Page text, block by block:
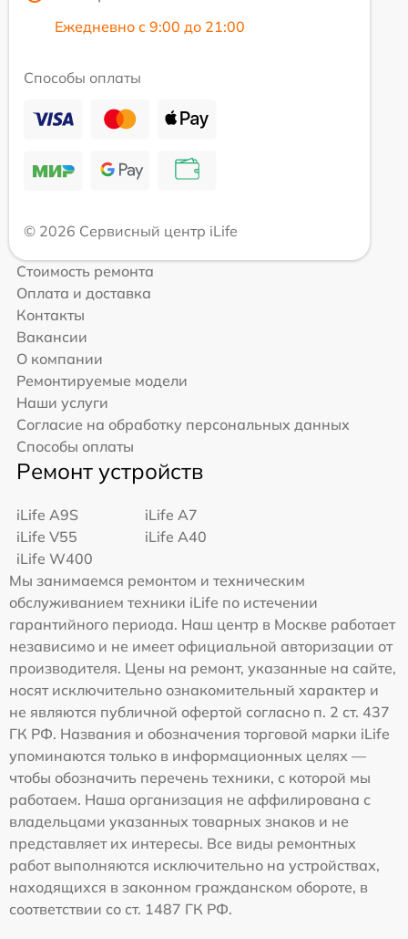
Ежедневно с 9:00 до 21:00
Способы оплаты
© 2026 Сервисный центр iLife
Стоимость ремонта
Оплата и доставка
Контакты
Вакансии
О компании
Ремонтируемые модели
Наши услуги
Согласие на обработку персональных данных
Способы оплаты
Ремонт устройств
iLife A9S
iLife A7
iLife V55
iLife A40
iLife W400
Мы занимаемся ремонтом и техническим
обслуживанием техники iLife по истечении
гарантийного периода. Наш центр в Москве работает
независимо и не имеет официальной авторизации от
производителя. Цены на ремонт, указанные на сайте,
носят исключительно ознакомительный характер и
не являются публичной офертой согласно п. 2 ст. 437
ГК РФ. Названия и обозначения торговой марки iLife
упоминаются только в информационных целях —
чтобы обозначить перечень техники, с которой мы
работаем. Наша организация не аффилирована с
владельцами указанных товарных знаков и не
представляет их интересы. Все виды ремонтных
работ выполняются исключительно на устройствах,
находящихся в законном гражданском обороте, в
соответствии со ст. 1487 ГК РФ.